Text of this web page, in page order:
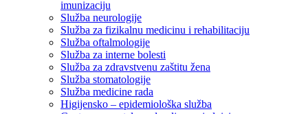
imunizaciju
Služba neurologije
Služba za fizikalnu medicinu i rehabilitaciju
Služba oftalmologije
Služba za interne bolesti
Služba za zdravstvenu zaštitu žena
Služba stomatologije
Služba medicine rada
Higijensko – epidemiološka služba